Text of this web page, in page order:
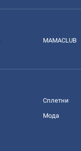
MAMACLUB
Сплетни
Мода